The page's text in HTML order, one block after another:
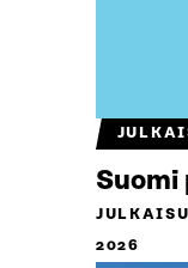
Suomi
2026